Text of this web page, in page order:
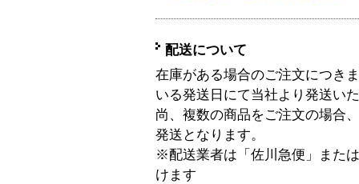
配送について
在庫がある場合のご注文につき
いる発送日にて当社より発送い
尚、複数の商品をご注文の場合
発送となります。
※配送業者は「佐川急便」また
けます